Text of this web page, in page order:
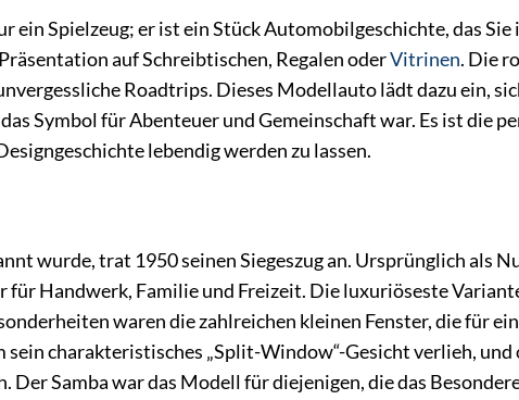
ein Spielzeug; er ist ein Stück Automobilgeschichte, das
auf Schreibtischen, Regalen oderVitrinen. Die
Roadtrips. Dieses Modellauto lädt dazu ein,
Symbol für Abenteuer und Gemeinschaft war. Es ist die
lebendig werden zu lassen.
wurde, trat 1950 seinen Siegeszug an. Ursprünglich als
Handwerk, Familie und Freizeit. Die luxuriöseste
waren die zahlreichen kleinen Fenster, die für
charakteristisches „Split-Window“-Gesicht verlieh,
Samba war das Modell für diejenigen, die das